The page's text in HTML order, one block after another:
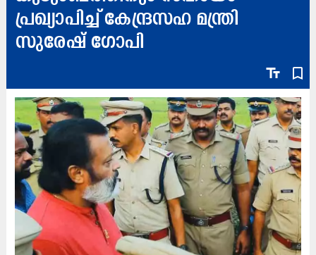
പ്രഖ്യാപിച്ച് കേന്ദ്രസഹ മന്ത്രി
സുരേഷ് ഗോപി
text_fields bookmark_border